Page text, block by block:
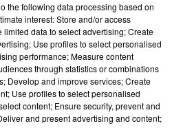
semaines avant
du-Rhône : les ossements
militaires disparus...
the following data processing based on
interest: Store and/or access
data to select advertising; Create
Use profiles to select personalised
performance; Measure content
through statistics or combinations
Develop and improve services; Create
Use profiles to select personalised
content; Ensure security, prevent and
and present advertising and content;